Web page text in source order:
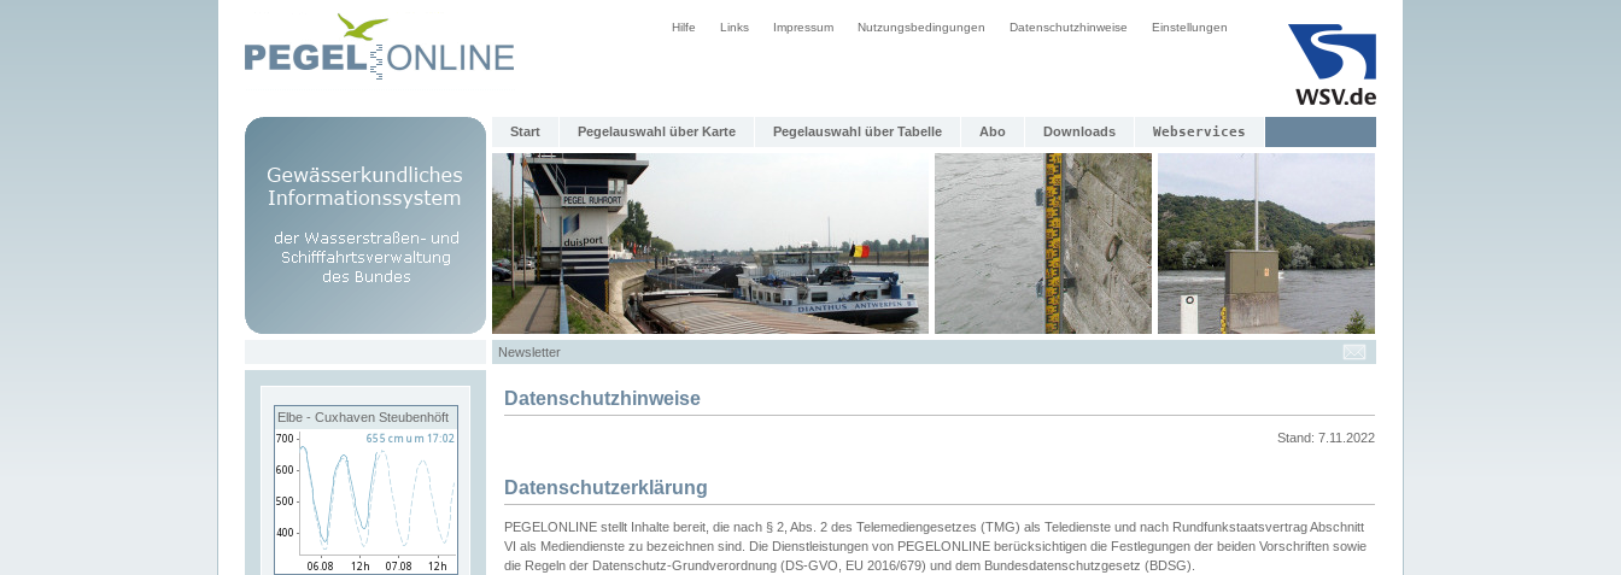
Hilfe Links Impressum Nutzungsbedingungen Datenschutzhinweise Einstellungen
Start Pegelauswahl über Karte Pegelauswahl über Tabelle Abo Downloads Webservices
Newsletter
Elbe - Cuxhaven Steubenhöft
Datenschutzhinweise
Stand: 7.11.2022
Datenschutzerklärung
PEGELONLINE stellt Inhalte bereit, die nach § 2, Abs. 2 des Telemediengesetzes (TMG) als Teledienste und nach Rundfunkstaatsvertrag Abschnitt
VI als Mediendienste zu bezeichnen sind. Die Dienstleistungen von PEGELONLINE berücksichtigen die Festlegungen der beiden Vorschriften sowie
die Regeln der Datenschutz-Grundverordnung (DS-GVO, EU 2016/679) und dem Bundesdatenschutzgesetz (BDSG).